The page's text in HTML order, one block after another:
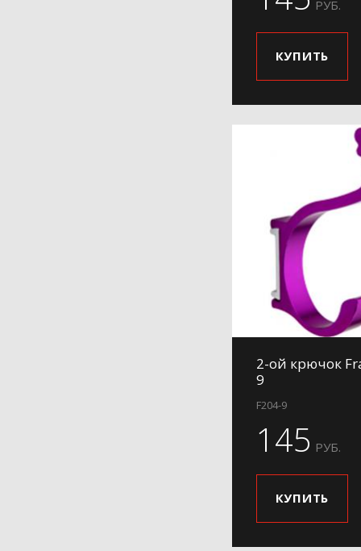
РУБ.
КУПИТЬ
2-ой крючок
9
F204-9
145 РУБ.
КУПИТЬ